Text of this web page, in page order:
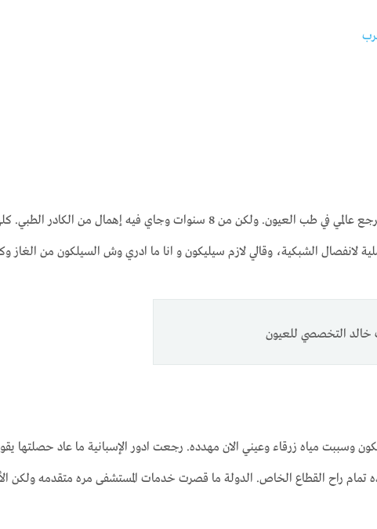
اراجع في هذا المستشفى من 25 سنة. كان مرجع عالمي في طب العيون. ولكن من 8 سنوات وجاي
للقطاع الخاص. عام 2017 حدد لي دكتور سعودي عملية لانفصال الشبكية، وقالي لازم سيليكون و انا ما ادري وش السيلكون
خالد التخصصي للعيون
وسببت مياه زرقاء وعيني الان مهدده. رجعت ادور الإسبانية ما عاد حصلتها
يتعلم فينا واذا قده تمام راح القطاع الخاص. الدولة ما قصرت خدمات المستشفى مره متقدمه